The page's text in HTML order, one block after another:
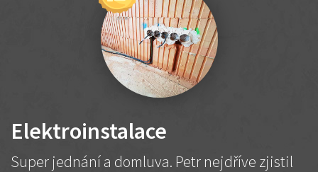
Elektroinstalace
Super jednání a domluva. Petr nejdříve zjistil